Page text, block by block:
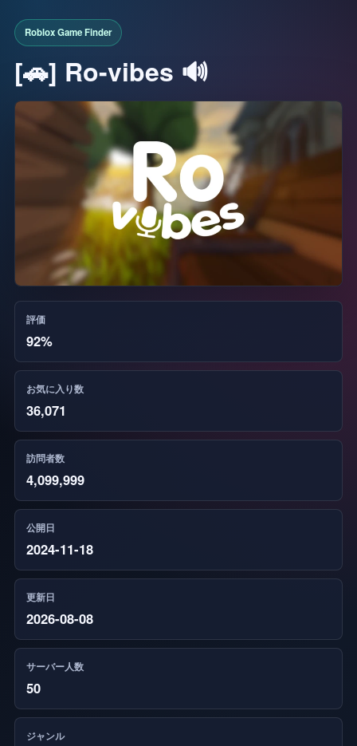
[🚗] Ro-vibes 🔊
評価
92%
お気に入り数
36,071
訪問者数
4,099,999
公開日
2024-11-18
更新日
2026-08-08
サーバー人数
50
ジャンル